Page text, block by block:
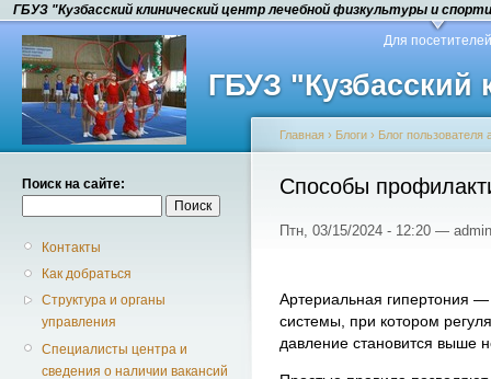
ГБУЗ "Кузбасский клинический центр лечебной физкультуры и
ГБУЗ
Для посетителей
Поиск на сайте:
Контакты
Как добраться
Структура и органы
управления
Специалисты центра и
сведения о наличии вакансий
Главная › Блоги › Блог пользователя
Способы
Птн, 03/15/2024 - 12:20 —
Артериальная гипертония
системы, при котором
давление становится выше